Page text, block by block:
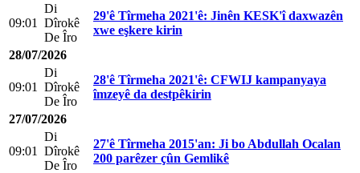
09:01
Di
Dîrokê
De Îro
29'ê Tîrmeha 2021'ê: Jinên KESK'î daxwazên
xwe eşkere kirin
28/07/2026
09:01
Di
Dîrokê
De Îro
28'ê Tîrmeha 2021'ê: CFWIJ kampanyaya
îmzeyê da destpêkirin
27/07/2026
09:01
Di
Dîrokê
De Îro
27'ê Tîrmeha 2015'an: Ji bo Abdullah Ocalan
200 parêzer çûn Gemlikê